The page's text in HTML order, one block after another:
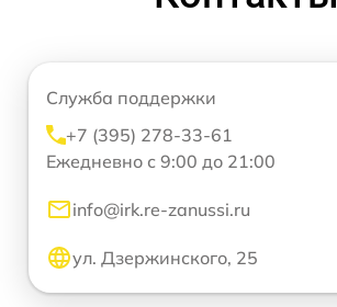
Служба поддержки
+7 (395) 278-33-61
Ежедневно с 9:00 до 21:00
info@irk.re-zanussi.ru
ул. Дзержинского, 25